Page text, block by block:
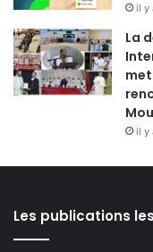
il y
La
il y
Les publications